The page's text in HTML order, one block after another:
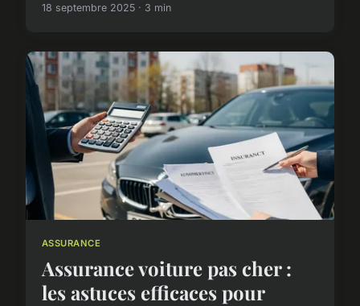
18 septembre 2025 · 3 min
ASSURANCE
Assurance voiture pas cher :
les astuces efficaces pour